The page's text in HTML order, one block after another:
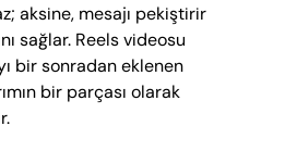
aksine, mesajı pekiştirir
sağlar. Reels videosu
bir sonradan eklenen
bir parçası olarak